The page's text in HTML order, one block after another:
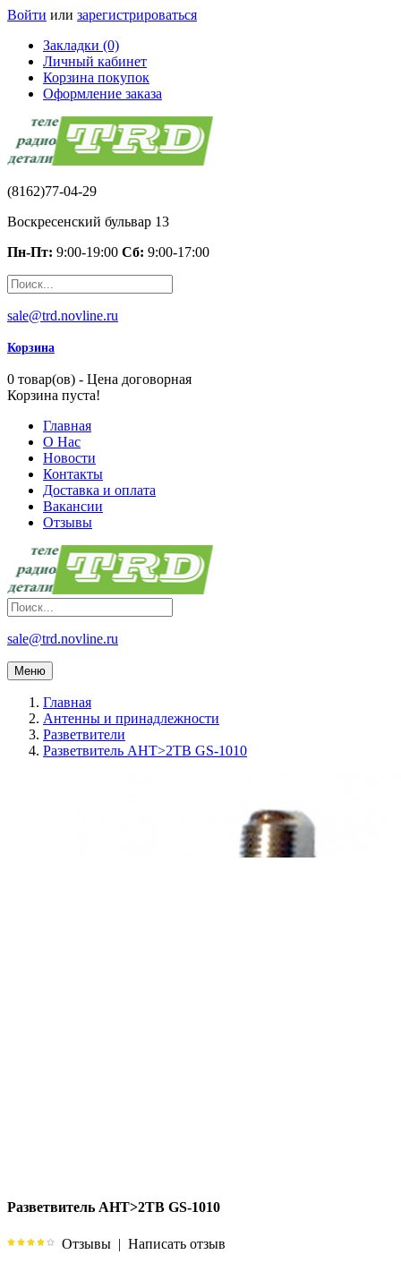
Войти или зарегистрироваться
Закладки (0)
Личный кабинет
Корзина покупок
Оформление заказа
(8162)77-04-29
Воскресенский бульвар 13
Пн-Пт: 9:00-19:00 Сб: 9:00-17:00
sale@trd.novline.ru
Корзина
0 товар(ов) - Цена договорная
Корзина пуста!
Главная
О Нас
Новости
Контакты
Доставка и оплата
Вакансии
Отзывы
sale@trd.novline.ru
Меню
Главная
Антенны и принадлежности
Разветвители
Разветвитель АНТ>2ТВ GS-1010
Разветвитель АНТ>2ТВ GS-1010
Отзывы | Написать отзыв